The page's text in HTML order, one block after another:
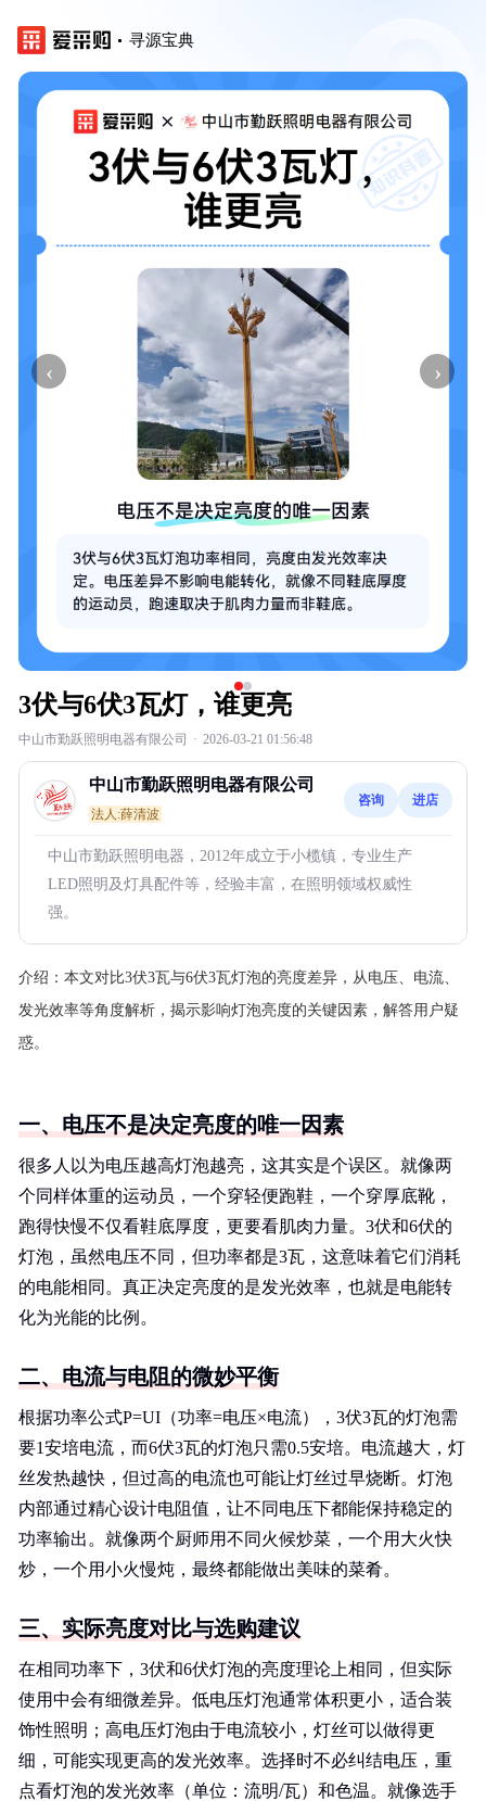
寻源宝典
‹ ›
3伏与6伏3瓦灯，谁更亮
中山市勤跃照明电器有限公司 · 2026-03-21 01:56:48
中山市勤跃照明电器有限公司
法人:薛清波
咨询 进店
中山市勤跃照明电器，2012年成立于小榄镇，专业生产
LED照明及灯具配件等，经验丰富，在照明领域权威性
强。
介绍： 本文对比3伏3瓦与6伏3瓦灯泡的亮度差异，从电压、电流、
发光效率等角度解析，揭示影响灯泡亮度的关键因素，解答用户疑
惑。
一、电压不是决定亮度的唯一因素
很多人以为电压越高灯泡越亮，这其实是个误区。就像两
个同样体重的运动员，一个穿轻便跑鞋，一个穿厚底靴，
跑得快慢不仅看鞋底厚度，更要看肌肉力量。3伏和6伏的
灯泡，虽然电压不同，但功率都是3瓦，这意味着它们消耗
的电能相同。真正决定亮度的是发光效率，也就是电能转
化为光能的比例。
二、电流与电阻的微妙平衡
根据功率公式P=UI（功率=电压×电流），3伏3瓦的灯泡需
要1安培电流，而6伏3瓦的灯泡只需0.5安培。电流越大，灯
丝发热越快，但过高的电流也可能让灯丝过早烧断。灯泡
内部通过精心设计电阻值，让不同电压下都能保持稳定的
功率输出。就像两个厨师用不同火候炒菜，一个用大火快
炒，一个用小火慢炖，最终都能做出美味的菜肴。
三、实际亮度对比与选购建议
在相同功率下，3伏和6伏灯泡的亮度理论上相同，但实际
使用中会有细微差异。低电压灯泡通常体积更小，适合装
饰性照明；高电压灯泡由于电流较小，灯丝可以做得更
细，可能实现更高的发光效率。选择时不必纠结电压，重
点看灯泡的发光效率（单位：流明/瓦）和色温。就像选手